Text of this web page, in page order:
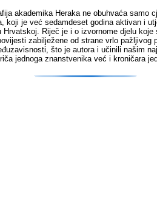
akademika Heraka ne obuhvaća samo
koji je već sedamdeset godina aktivan i
Hrvatskoj. Riječ je i o izvornome djelu koje
zabilježene od strane vrlo pažljivog
što je autora i učinili našim
jednoga znanstvenika već i kroničara